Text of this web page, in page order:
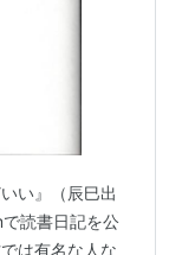
い』（辰巳出
読書日記を公
は有名な人な